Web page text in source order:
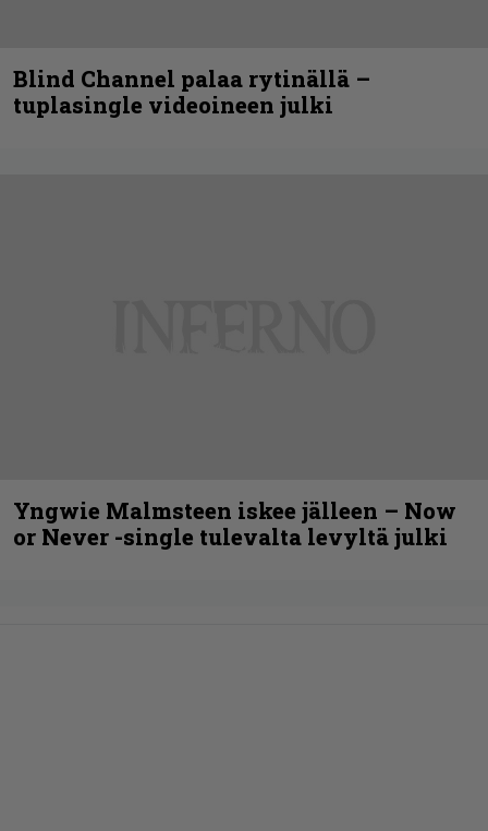
Blind Channel palaa rytinällä –
tuplasingle videoineen julki
Yngwie Malmsteen iskee jälleen – Now
or Never -single tulevalta levyltä julki